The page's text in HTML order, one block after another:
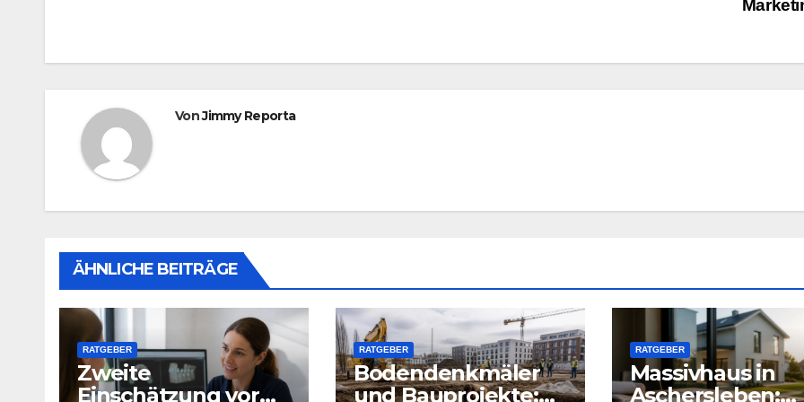
VonJimmy Reporta
ÄHNLICHE BEITRÄGE
RATGEBER
Zweite
Einschätzung vor
RATGEBER
Bodendenkmäler
und Bauprojekte:
RATGEBER
Massivhaus in
Aschersleben: